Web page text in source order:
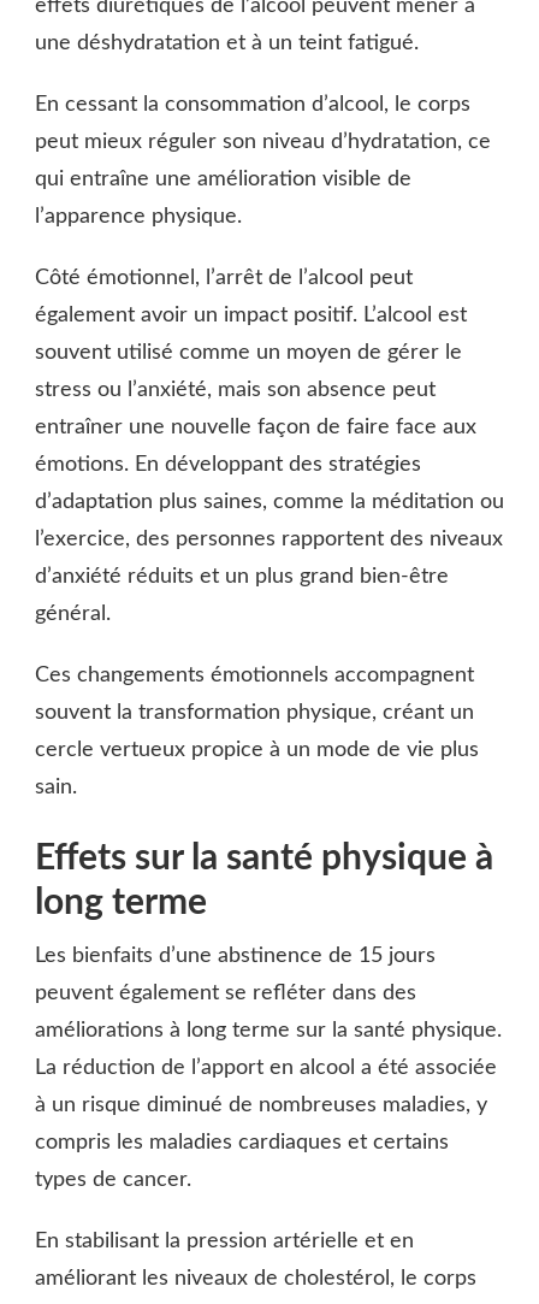
effets diurétiques de l’alcool peuvent mener à
une déshydratation et à un teint fatigué.
En cessant la consommation d’alcool, le corps
peut mieux réguler son niveau d’hydratation, ce
qui entraîne une amélioration visible de
l’apparence physique.
Côté émotionnel, l’arrêt de l’alcool peut
également avoir un impact positif. L’alcool est
souvent utilisé comme un moyen de gérer le
stress ou l’anxiété, mais son absence peut
entraîner une nouvelle façon de faire face aux
émotions. En développant des stratégies
d’adaptation plus saines, comme la méditation ou
l’exercice, des personnes rapportent des niveaux
d’anxiété réduits et un plus grand bien-être
général.
Ces changements émotionnels accompagnent
souvent la transformation physique, créant un
cercle vertueux propice à un mode de vie plus
sain.
Effets sur la santé physique à
long terme
Les bienfaits d’une abstinence de 15 jours
peuvent également se refléter dans des
améliorations à long terme sur la santé physique.
La réduction de l’apport en alcool a été associée
à un risque diminué de nombreuses maladies, y
compris les maladies cardiaques et certains
types de cancer.
En stabilisant la pression artérielle et en
améliorant les niveaux de cholestérol, le corps